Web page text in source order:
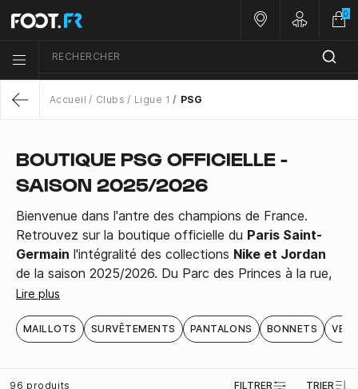
Menu list icon
RECHERCHER
Nos magasins
Customer
0
Accueil Clubs Ligue 1 PSG
BOUTIQUE PSG OFFICIELLE -
SAISON 2025/2026
Bienvenue dans l'antre des champions de France.
Retrouvez sur la boutique officielle du Paris Saint-
Germain l'intégralité des collections Nike et Jordan
de la saison 2025/2026. Du Parc des Princes à la rue,
affichez votre passion pour le club de la capitale.
Les Maillots Officiels(Domicile, Extérieur, Jordan)
Lire plus
MAILLOTS SURVÊTEMENTS PANTALONS BONNETS
96 produits FILTRER TRIER